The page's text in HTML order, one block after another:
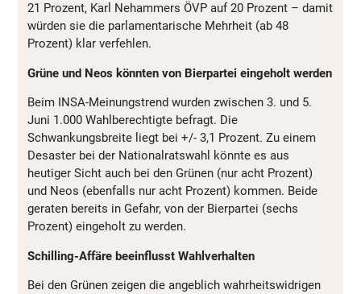
21 Prozent, Karl Nehammers ÖVP auf 20 Prozent – damit
würden sie die parlamentarische Mehrheit (ab 48
Prozent) klar verfehlen.
Grüne und Neos könnten von Bierpartei eingeholt werden
Beim INSA-Meinungstrend wurden zwischen 3. und 5.
Juni 1.000 Wahlberechtigte befragt. Die
Schwankungsbreite liegt bei +/- 3,1 Prozent. Zu einem
Desaster bei der Nationalratswahl könnte es aus
heutiger Sicht auch bei den Grünen (nur acht Prozent)
und Neos (ebenfalls nur acht Prozent) kommen. Beide
geraten bereits in Gefahr, von der Bierpartei (sechs
Prozent) eingeholt zu werden.
Schilling-Affäre beeinflusst Wahlverhalten
Bei den Grünen zeigen die angeblich wahrheitswidrigen